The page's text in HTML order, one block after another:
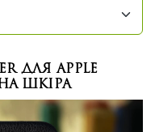
для Apple
шкіра